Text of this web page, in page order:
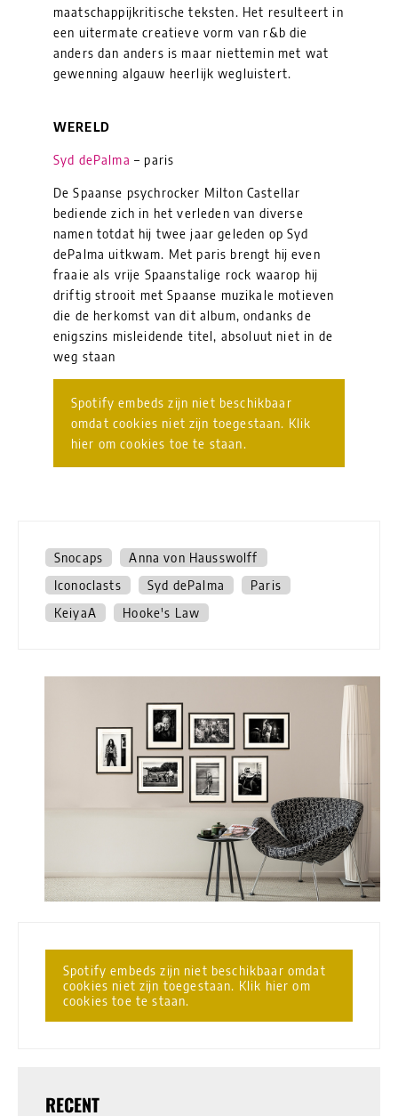
maatschappijkritische teksten. Het resulteert in
een uitermate creatieve vorm van r&b die
anders dan anders is maar niettemin met wat
gewenning algauw heerlijk wegluistert.
WERELD
Syd dePalma – paris
De Spaanse psychrocker Milton Castellar
bediende zich in het verleden van diverse
namen totdat hij twee jaar geleden op Syd
dePalma uitkwam. Met paris brengt hij even
fraaie als vrije Spaanstalige rock waarop hij
driftig strooit met Spaanse muzikale motieven
die de herkomst van dit album, ondanks de
enigszins misleidende titel, absoluut niet in de
weg staan
Spotify embeds zijn niet beschikbaar
omdat cookies niet zijn toegestaan. Klik
hier om cookies toe te staan.
Snocaps
Anna von Hausswolff
Iconoclasts
Syd dePalma
Paris
KeiyaA
Hooke's Law
Spotify embeds zijn niet beschikbaar omdat
cookies niet zijn toegestaan. Klik hier om
cookies toe te staan.
RECENT